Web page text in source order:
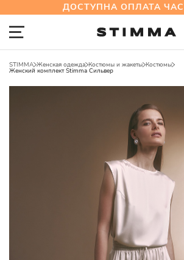
ДОСТУПНА ОПЛАТА
STIMMA Женская одежда Костюмы и жакеты Костюмы
Женский комплект Stimma Сильвер